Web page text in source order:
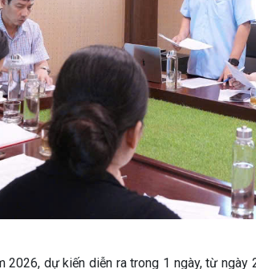
dự kiến diễn ra trong 1 ngày, từ